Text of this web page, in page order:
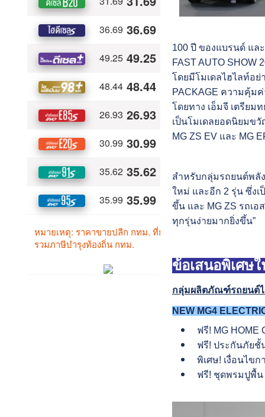
100 ปี ของแบรนด์ แล
FAST AUTO
โดยมีโมเดลไฮไลท์อย่
PACKAGE ความคุ้ม
โดยทาง เอ็มจี เตรีย
เป็นโมเดลยอดนิยมข
MG ZS EV และ MG
สำหรับกลุ่มรถยนต์พลั
ใหม่ และอีก 2 รุ่น ซึ่ง
ขึ้น และ MG ZS รถเ
ทุกรุ่นง่ายมากยิ่งขึ้น”
ข้อเสนอพิเศษ
กลุ่มผลิตภัณฑ์รถยนต์
NEW MG4
ฟรี! MG
ฟรี! ประกันภัยชั้
พิเศษ! เงื่อนไข
ฟรี! ชุดพรมปูพื้น